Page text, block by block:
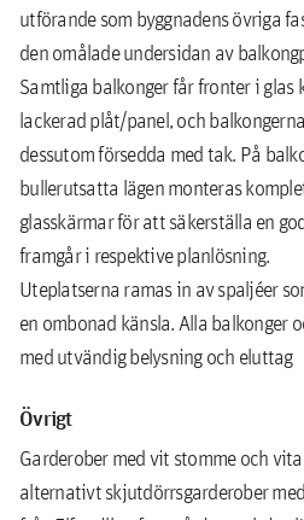
utförande som byggnadens övriga
den omålade undersidan av
Samtliga balkonger får fronter i
lackerad plåt/panel, och
dessutom försedda med tak. På
bullerutsatta lägen monteras
glasskärmar för att säkerställa en
framgår i respektive planlösning.
Uteplatserna ramas in av spaljéer
en ombonad känsla. Alla balkonger
med utvändig belysning och eluttag
Övrigt
Garderober med vit stomme och
alternativt skjutdörrsgarderober